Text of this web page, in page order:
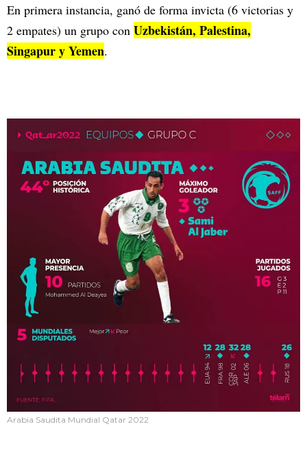
En primera instancia, ganó de forma invicta (6 victorias y
2 empates) un grupo con Uzbekistán, Palestina,
Singapur y Yemen.
Arabia Saudita Mundial Qatar 2022